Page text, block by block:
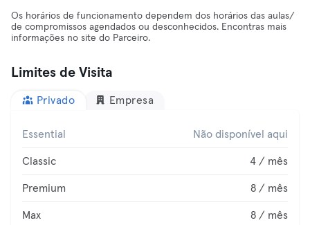
Os horários de funcionamento dependem dos horários das aulas/
de compromissos agendados ou desconhecidos. Encontras mais
informações no site do Parceiro.
Limites de Visita
Privado Empresa
Essential Não disponível aqui
Classic 4 / mês
Premium 8 / mês
Max 8 / mês